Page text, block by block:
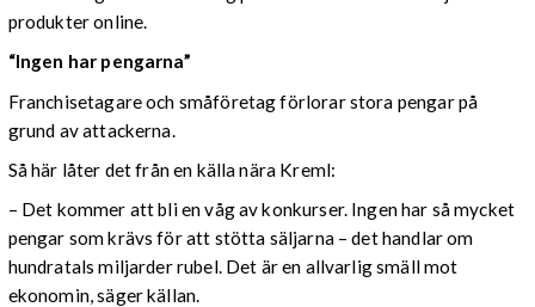
produkter online.
“Ingen har pengarna”
Franchisetagare och småföretag förlorar stora pengar på
grund av attackerna.
Så här låter det från en källa nära Kreml:
– Det kommer att bli en våg av konkurser. Ingen har så mycket
pengar som krävs för att stötta säljarna – det handlar om
hundratals miljarder rubel. Det är en allvarlig smäll mot
ekonomin, säger källan.